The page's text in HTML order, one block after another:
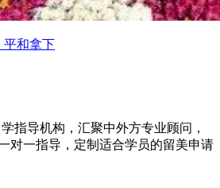
平和拿下
指导机构，汇聚中外方专业顾问，
对一指导，定制适合学员的留美申请